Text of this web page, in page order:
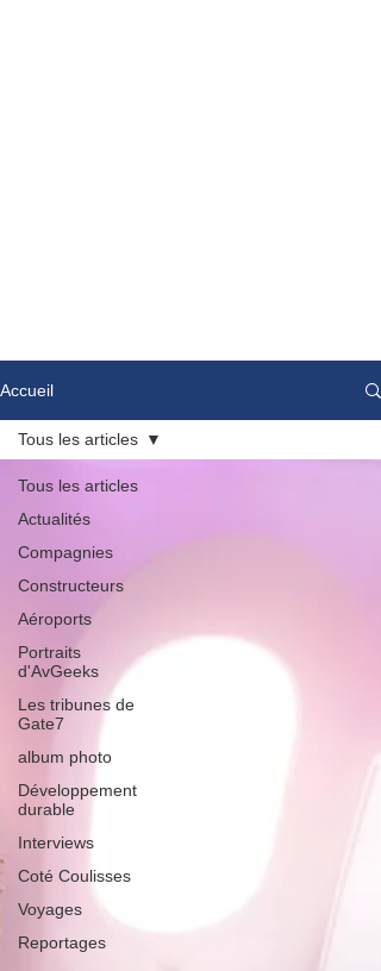
Accueil
Tous les articles
Actualités
Compagnies
Constructeurs
Aéroports
Portraits
d'AvGeeks
Les tribunes de
Gate7
album photo
Développement
durable
Interviews
Coté Coulisses
Voyages
Reportages
Tous les articles